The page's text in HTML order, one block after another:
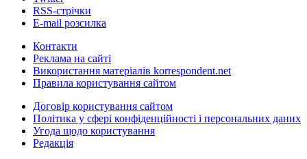
RSS-стрічки
E-mail розсилка
Контакти
Реклама на сайті
Використання матеріалів korrespondent.net
Правила користування сайтом
Договір користування сайтом
Політика у сфері конфіденційності і персональних даних
Угода щодо користування
Редакція